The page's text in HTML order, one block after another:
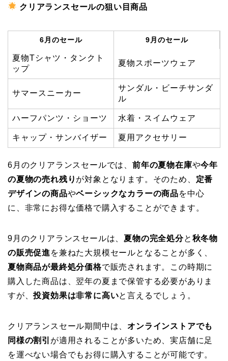
クリアランスセールの狙い目商品
6月のセール 9月のセール
夏物Tシャツ・タンクト
ップ
夏物スポーツウェア
サマースニーカー
サンダル・ビーチサンダ
ル
ハーフパンツ・ショーツ 水着・スイムウェア
キャップ・サンバイザー 夏用アクセサリー
6月のクリアランスセールでは、 前年の夏物在庫や今年
の夏物の売れ残り が対象となります。そのため、 定番
デザインの商品やベーシックなカラーの商品を中心
に、非常にお得な価格で購入することができます。
9月のクリアランスセールは、夏物の完全処分と 秋冬物
の販売促進 を兼ねた大規模セールとなることが多く、
夏物商品が最終処分価格で販売されます。この時期に
購入した商品は、翌年の夏まで保管する必要がありま
すが、投資効果は非常に高いと言えるでしょう。
クリアランスセール期間中は、 オンラインストアでも
同様の割引 が適用されることが多いため、実店舗に足
を運べない場合でもお得に購入することが可能です。